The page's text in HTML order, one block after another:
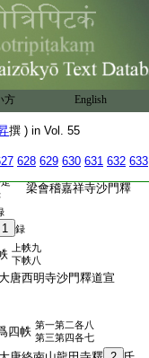
方 English
撰 ) in Vol. 55
628 629 630 631 632 633
傳十卷一帙
釋＊慧立等撰 新編
入藏
傳二卷 ＊大唐三藏義淨
東晋沙門釋法顯自記
梁會稽嘉祥寺沙門釋
1 録
上帙九
下帙八
唐西明寺沙門釋道宣
四帙 第一第二各八
第三第四各七